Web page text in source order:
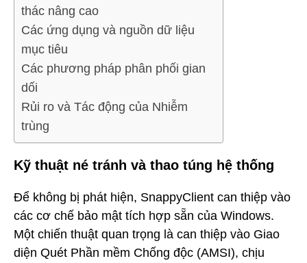
thác nâng cao
Các ứng dụng và nguồn dữ liệu
mục tiêu
Các phương pháp phân phối gian
dối
Rủi ro và Tác động của Nhiễm
trùng
Kỹ thuật né tránh và thao túng hệ thống
Để không bị phát hiện, SnappyClient can thiệp vào
các cơ chế bảo mật tích hợp sẵn của Windows.
Một chiến thuật quan trọng là can thiệp vào Giao
diện Quét Phần mềm Chống độc (AMSI), chịu